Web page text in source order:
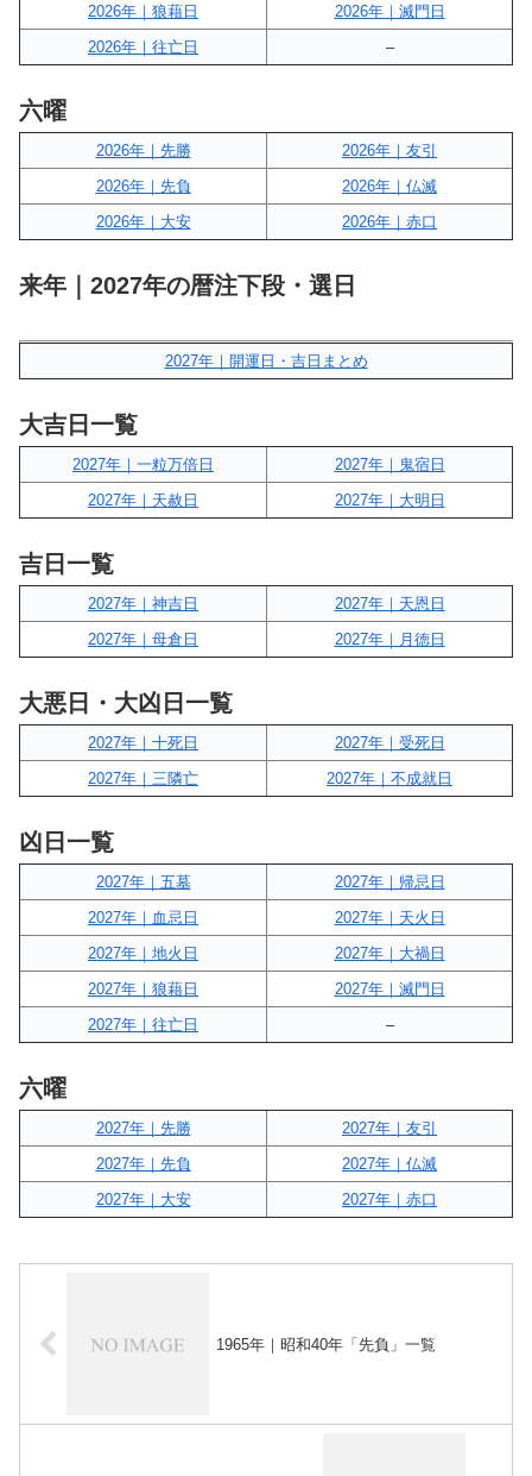
2026年｜狼藉日
2026年｜滅門日
2026年｜往亡日
–
六曜
2026年｜先勝
2026年｜友引
2026年｜先負
2026年｜仏滅
2026年｜大安
2026年｜赤口
来年｜2027年の暦注下段・選日
2027年｜開運日・吉日まとめ
大吉日一覧
2027年｜一粒万倍日
2027年｜鬼宿日
2027年｜天赦日
2027年｜大明日
吉日一覧
2027年｜神吉日
2027年｜天恩日
2027年｜母倉日
2027年｜月徳日
大悪日・大凶日一覧
2027年｜十死日
2027年｜受死日
2027年｜三隣亡
2027年｜不成就日
凶日一覧
2027年｜五墓
2027年｜帰忌日
2027年｜血忌日
2027年｜天火日
2027年｜地火日
2027年｜大禍日
2027年｜狼藉日
2027年｜滅門日
2027年｜往亡日
–
六曜
2027年｜先勝
2027年｜友引
2027年｜先負
2027年｜仏滅
2027年｜大安
2027年｜赤口
1965年｜昭和40年「先負」一覧